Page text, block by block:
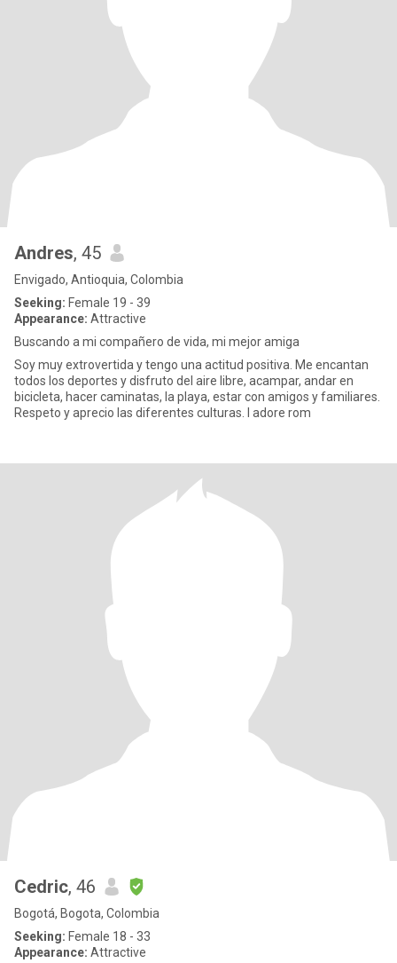
Andres, 45
Envigado, Antioquia, Colombia
Seeking: Female 19 - 39
Appearance: Attractive
Buscando a mi compañero de vida, mi mejor amiga
Soy muy extrovertida y tengo una actitud positiva. Me encantan
todos los deportes y disfruto del aire libre, acampar, andar en
bicicleta, hacer caminatas, la playa, estar con amigos y familiares.
Respeto y aprecio las diferentes culturas. I adore rom
Cedric, 46
Bogotá, Bogota, Colombia
Seeking: Female 18 - 33
Appearance: Attractive